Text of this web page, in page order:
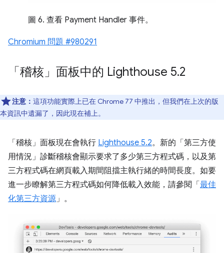
圖 6. 查看 Payment Handler 事件。
Chromium 問題 #980291
「稽核」面板中的 Lighthouse 5.2
注意： 這項功能實際上已在 Chrome 77 中推出，但我們在上次的版
本資訊中遺漏了，因此現在補上。
「稽核」 面板現在會執行 Lighthouse 5.2。新的「第三方使
用情況」 診斷稽核會顯示要求了多少第三方程式碼，以及第
三方程式碼在網頁載入期間阻擋主執行緒的時間長度。如要
進一步瞭解第三方程式碼如何降低載入效能，請參閱「 最佳
化第三方資源」。